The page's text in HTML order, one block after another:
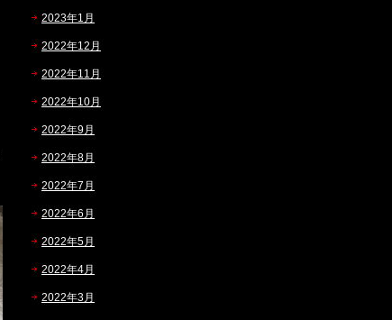
2023年1月
2022年12月
2022年11月
2022年10月
2022年9月
2022年8月
2022年7月
2022年6月
2022年5月
2022年4月
2022年3月